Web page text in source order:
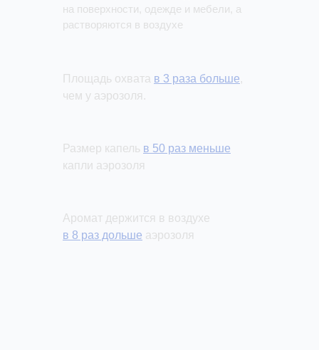
на поверхности, одежде и мебели, а
растворяются в воздухе
Размер капель в 50 раз меньше
капли аэрозоля
Аромат держится в воздухе
в 8 раз дольше аэрозоля
Площадь охвата в 3 раза больше,
чем у аэрозоля.